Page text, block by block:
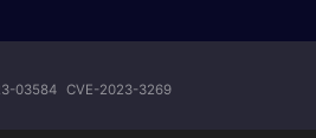
03584 CVE-2023-3269